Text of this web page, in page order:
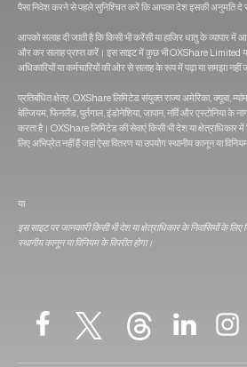
पैसा निवेश करने से पहले सुनिश्चित करें कि आपका देश इसकी अनुमति दे
आपको सलाह दी जाती है कि किसी भी करेंसी या हाजिर धातु के व्यापार में
और कर सलाह प्राप्त करें। इस साइट में कुछ भी OXShare Limited या
अधिकारियों या कर्मचारियों की ओर से सलाह के रूप में पढ़ा या समझा नहीं
प्रतिबंधित क्षेत्र: OXShare लिमिटेड संयुक्त राज्य अमेरिका, क्यूबा,
बेल्जियम, फिनलैंड, पुर्तगाल, इंडोनेशिया, जापान, नॉर्वे और एस्टोनिया के
करता है। OXShare लिमिटेड की सेवाएं किसी भी देश या क्षेत्राधिकार में
लिए अभिप्रेत नहीं हैं जहां ऐसा वितरण या उपयोग स्थानीय कानून या
या
इस साइट पर जानकारी किसी भी देश या क्षेत्राधिकार के निवासियों के लिए
स्थानीय कानून या विनियम के विपरीत होगा।